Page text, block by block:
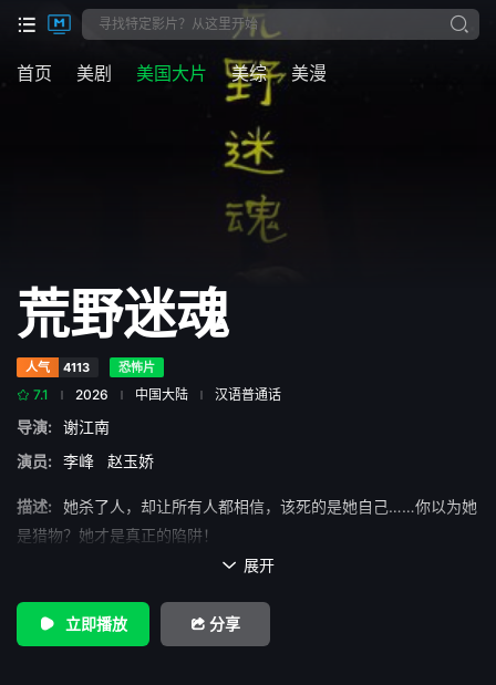
首页 美剧 美国大片 美综 美漫
荒野迷魂
人气 4113 恐怖片
7.1 2026 中国大陆 汉语普通话
导演:
谢江南
演员:
李峰 赵玉娇
描述:
她杀了人，却让所有人都相信，该死的是她自己……你以为她
是猎物？她才是真正的陷阱！
 展开
立即播放 分享